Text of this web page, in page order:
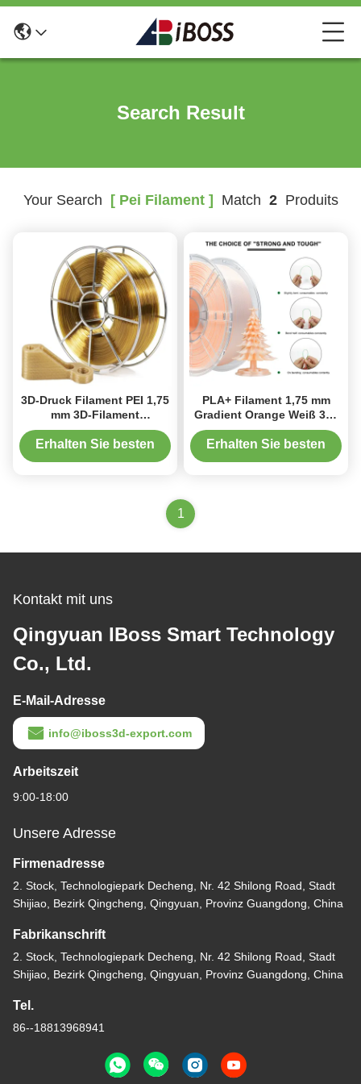
Search Result
Your Search [ Pei Filament ] Match 2Produits
3D-Druck Filament PEI 1,75
mm 3D-Filament
Hochleistungsmaterialien 1
kg
Erhalten Sie besten
PLA+ Filament 1,75 mm
Gradient Orange Weiß 3D-
Druckfilament 1 kg
Erhalten Sie besten
1
Kontakt mit uns
Qingyuan IBoss Smart Technology
Co., Ltd.
E-Mail-Adresse
info@iboss3d-export.com
Arbeitszeit
9:00-18:00
Unsere Adresse
Firmenadresse
2. Stock, Technologiepark Decheng, Nr. 42 Shilong Road, Stadt
Shijiao, Bezirk Qingcheng, Qingyuan, Provinz Guangdong, China
Fabrikanschrift
2. Stock, Technologiepark Decheng, Nr. 42 Shilong Road, Stadt
Shijiao, Bezirk Qingcheng, Qingyuan, Provinz Guangdong, China
Tel.
86--18813968941